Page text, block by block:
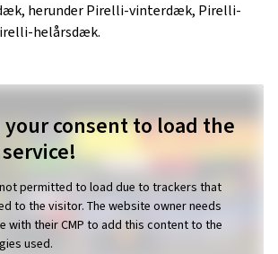
herunder Pirelli-vinterdæk, Pirelli-
helårsdæk.
your consent to load the
permitted to load due to trackers that
to the visitor. The website owner needs
with their CMP to add this content to the
used.